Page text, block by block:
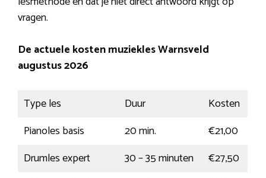
vragen.
De actuele kosten muziekles Warnsveld
augustus 2026
Type les Duur
Kosten
Pianoles basis
20 min.
€21,00
Drumles expert
30 – 35 minuten
€27,50